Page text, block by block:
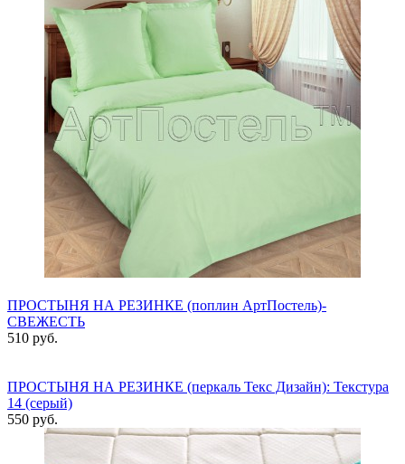
ПРОСТЫНЯ НА РЕЗИНКЕ (поплин АртПостель)-
СВЕЖЕСТЬ
510 руб.
ПРОСТЫНЯ НА РЕЗИНКЕ (перкаль Текс Дизайн): Текстура
14 (серый)
550 руб.